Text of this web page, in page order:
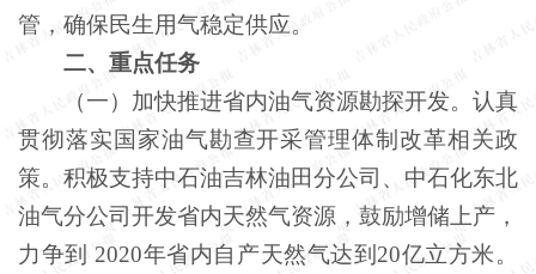
管，确保民生用气稳定供应。
二、重点任务
（一）加快推进省内油气资源勘探开发。认真
贯彻落实国家油气勘查开采管理体制改革相关政
策。积极支持中石油吉林油田分公司、中石化东北
油气分公司开发省内天然气资源，鼓励增储上产，
力争到 2020年省内自产天然气达到20亿立方米。